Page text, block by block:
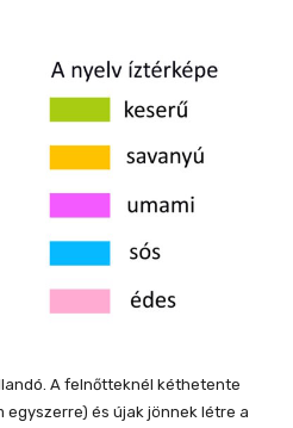
A felnőtteknél kéthetente
és újak jönnek létre a